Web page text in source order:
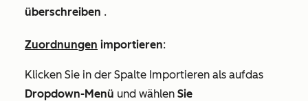
überschreiben .
Zuordnungen importieren:
Klicken Sie in der Spalte Importieren als aufdas
Dropdown-Menü und wählen Sie